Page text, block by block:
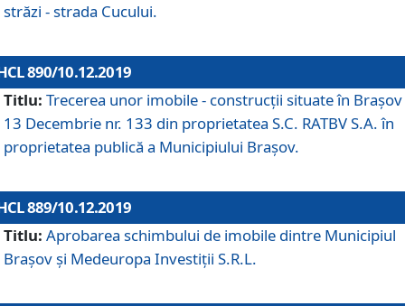
străzi - strada Cucului.
890/10.12.2019
Titlu: Trecerea unor imobile - construcții situate în Brașov
13 Decembrie nr. 133 din proprietatea S.C. RATBV S.A. în
proprietatea publică a Municipiului Brașov.
889/10.12.2019
Titlu: Aprobarea schimbului de imobile dintre Municipiul
Brașov și Medeuropa Investiții S.R.L.